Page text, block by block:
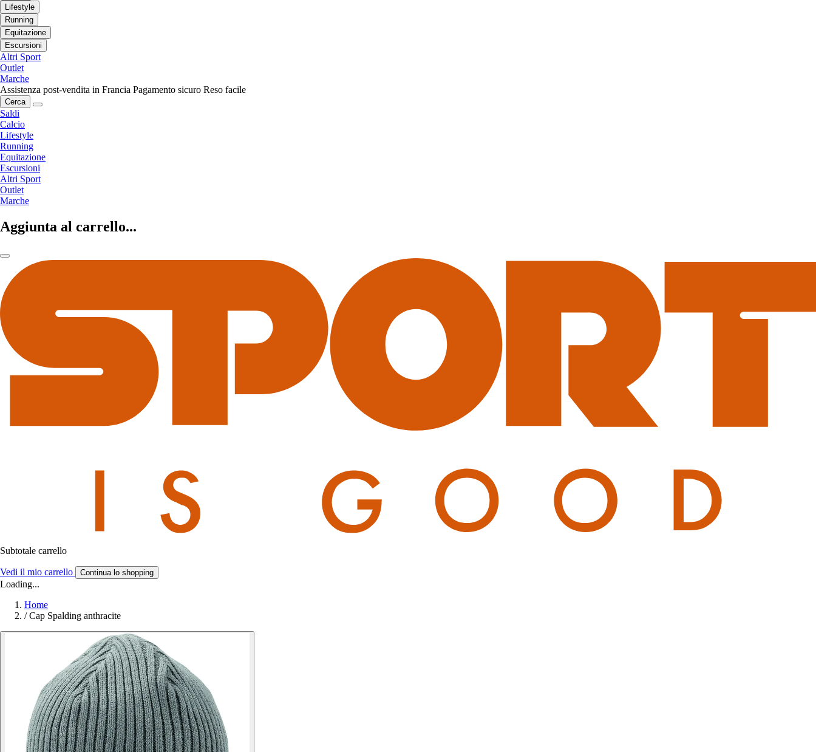
Lifestyle
Running
Equitazione
Escursioni
Altri Sport
Outlet
Marche
Assistenza post-vendita in Francia Pagamento sicuro Reso facile
Cerca
Saldi
Calcio
Lifestyle
Running
Equitazione
Escursioni
Altri Sport
Outlet
Marche
Aggiunta al carrello...
Subtotale carrello
Vedi il mio carrello Continua lo shopping
Loading...
Home
/ Cap Spalding anthracite